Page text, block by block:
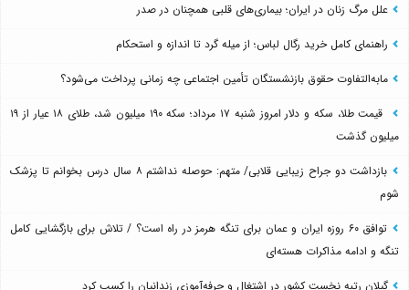
علل مرگ زنان در ایران؛ بیماری‌های قلبی همچنان در صدر
راهنمای کامل خرید رگال لباس؛ از میله گرد تا اندازه و استحکام
مابه‌التفاوت حقوق بازنشستگان تأمین اجتماعی چه زمانی پرداخت می‌شود؟
قیمت طلا، سکه و دلار امروز شنبه ۱۷ مرداد؛ سکه ۱۹۰ میلیون شد، طلای ۱۸ عیار از ۱۹
میلیون گذشت
بازداشت دو جراح زیبایی قلابی/ متهم: حوصله نداشتم ۸ سال درس بخوانم تا پزشک
شوم
توافق ۶۰ روزه ایران و عمان برای تنگه هرمز در راه است؟ / تلاش برای بازگشایی کامل
تنگه و ادامه مذاکرات هسته‌ای
گیلان رتبه نخست کشور در اشتغال و حرفه‌آموزی زندانیان را کسب کرد